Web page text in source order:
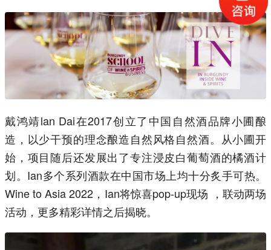
戴鸿靖lan Dai在2017创立了中国自然酒品牌小圃酿
造，以少干预的理念酿造自然风格自然酒。从小圃开
始，项目随后还发展出了专注浸皮白葡萄酒的橘酒计
划。Ian多个系列酒款在中国市场上均十分炙手可热。
Wine to Asia 2022，Ian将惊喜pop-up现场 ，联动两场
活动，更多精彩详情之后揭晓。